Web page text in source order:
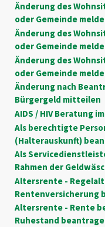
Änderung des
oder Gemeinde
Änderung des
oder Gemeinde
Änderung des
oder Gemeinde
Änderung nach
Bürgergeld mitteilen
AIDS / HIV Beratung
Als berechtigte
(Halterauskunft)
Als
Rahmen der
Altersrente -
Rentenversicherung
Altersrente - Rente
Ruhestand